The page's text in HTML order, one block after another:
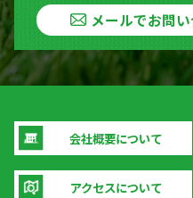
メールでお問
会社概要について
アクセスについて